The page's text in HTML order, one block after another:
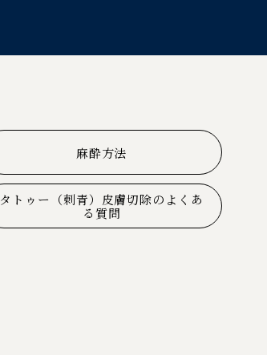
麻酔方法
タトゥー（刺青）皮膚切除のよくあ
る質問